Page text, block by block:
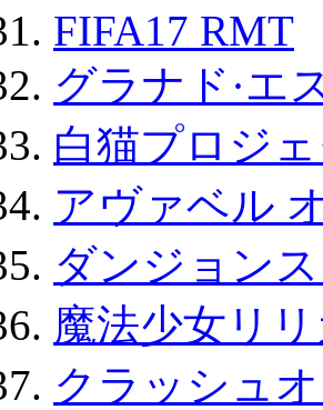
FIFA17 RMT
グラナド·エ
白猫プロジ
アヴァベル
ダンジョン
魔法少女リ
クラッシュ